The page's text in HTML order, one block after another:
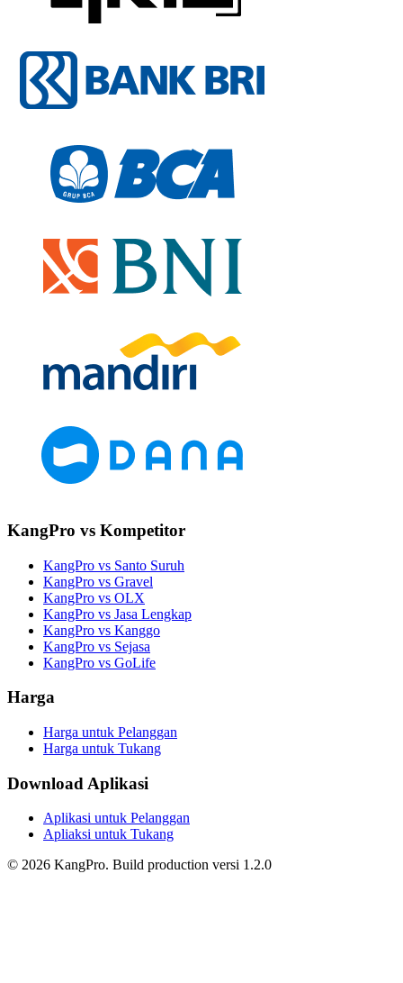
KangPro vs Kompetitor
KangPro vs Santo Suruh
KangPro vs Gravel
KangPro vs OLX
KangPro vs Jasa Lengkap
KangPro vs Kanggo
KangPro vs Sejasa
KangPro vs GoLife
Harga
Harga untuk Pelanggan
Harga untuk Tukang
Download Aplikasi
Aplikasi untuk Pelanggan
Apliaksi untuk Tukang
© 2026 KangPro. Build production versi 1.2.0